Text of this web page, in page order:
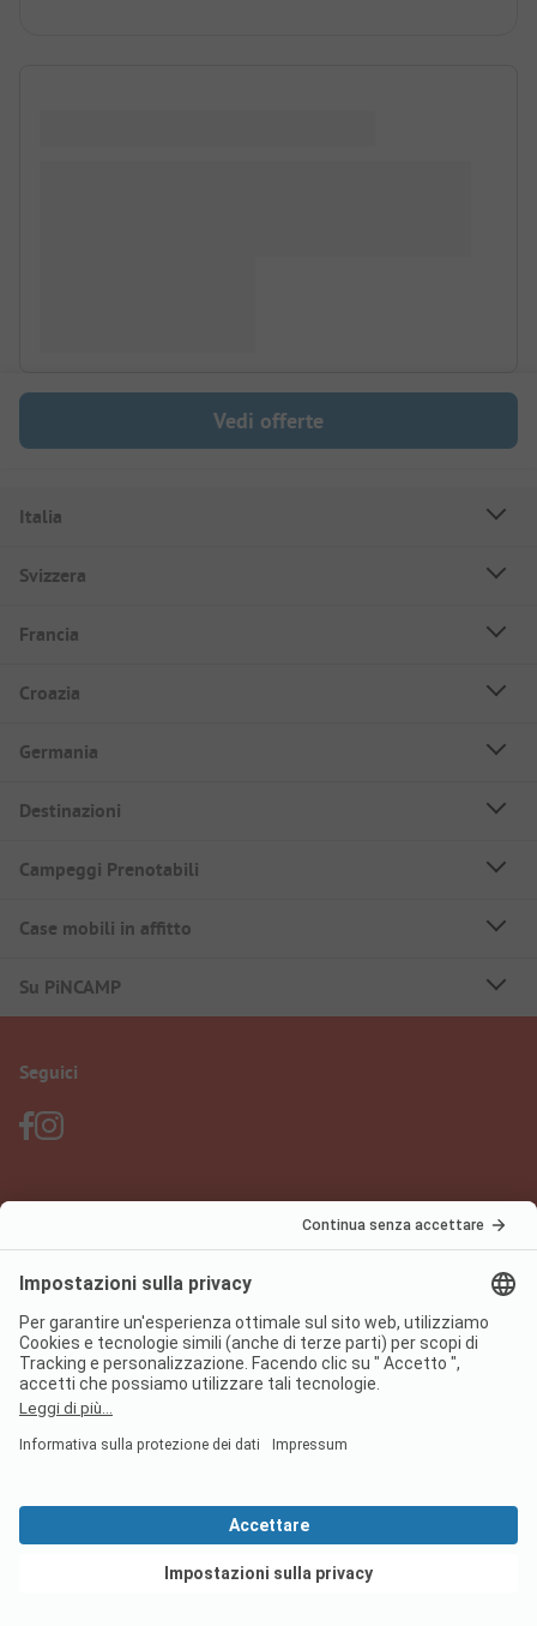
Vedi offerte
Italia
Svizzera
Francia
Croazia
Germania
Destinazioni
Campeggi Prenotabili
Case mobili in affitto
Su PiNCAMP
Seguici
usala gratuitamente
Informazione legale
Protezione dati